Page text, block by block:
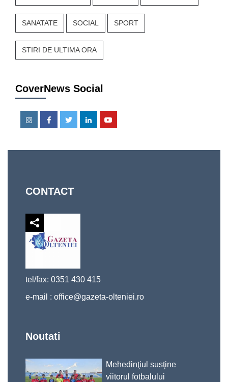
SANATATE SOCIAL SPORT
STIRI DE ULTIMA ORA
CoverNews Social
InstagramFacebookTwitterLinkedin
CONTACT
tel/fax: 0351 430 415
e-mail : office@gazeta-olteniei.ro
Noutati
Mehedinţiul susţine
viitorul fotbalului